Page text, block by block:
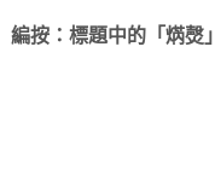
編按：標題中的「焫㷫